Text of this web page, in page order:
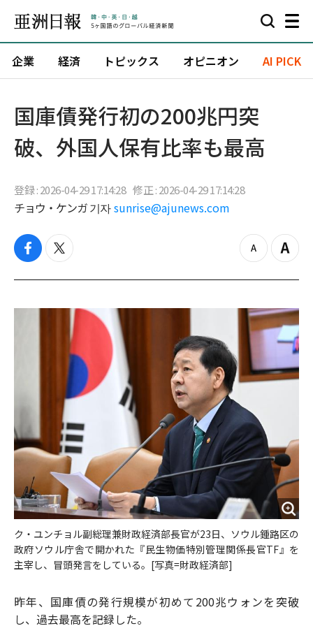
企業 経済 トピックス オピニオン AI PICK
国庫債発行初の200兆円突
破、外国人保有比率も最高
登録 : 2026-04-29 17:14:28 修正 : 2026-04-29 17:14:28
チョウ・ケンガ 기자 sunrise@ajunews.com
f
c
b
t
i
t
z
o
o
u
t
Z
o
i
n
ク・ユンチョル副総理兼財政経済部長官が23日、ソウル鍾路区の
政府ソウル庁舎で開かれた『民生物価特別管理関係長官TF』を
主宰し、冒頭発言をしている。[写真=財政経済部]
昨年、国庫債の発行規模が初めて200兆ウォンを突破
し、過去最高を記録した。